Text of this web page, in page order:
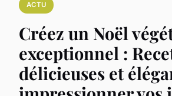
ACTU
Créez un Noël
exceptionnel :
délicieuses et